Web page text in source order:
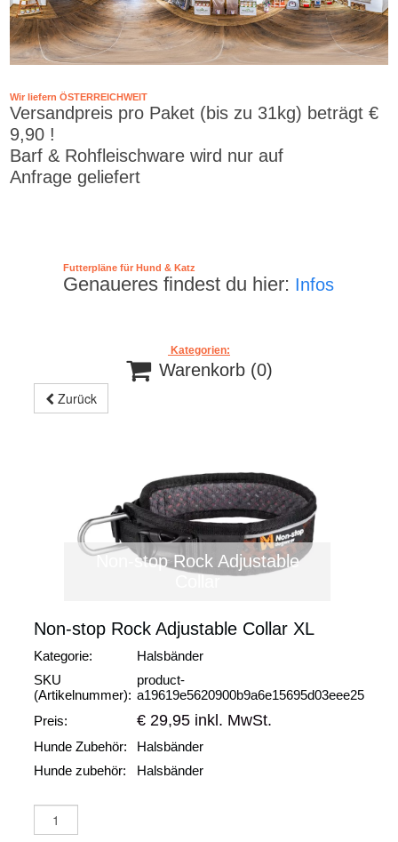
Wir liefern ÖSTERREICHWEIT
Versandpreis pro Paket (bis zu 31kg) beträgt €
9,90 !
Barf & Rohfleischware wird nur auf
Anfrage geliefert
Futterpläne für Hund & Katz
Genaueres findest du hier: Infos
Kategorien:
 Warenkorb (0)
Zurück
Non-stop Rock Adjustable
Collar
Non-stop Rock Adjustable Collar XL
Kategorie:
Halsbänder
SKU
(Artikelnummer):
product-
a19619e5620900b9a6e15695d03eee25
Preis:
€ 29,95 inkl. MwSt.
Hunde Zubehör:
Halsbänder
Hunde zubehör:
Halsbänder